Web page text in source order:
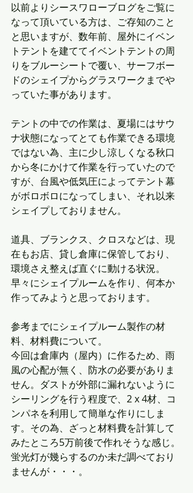
以前よりシースワローブログをご覧に
なって頂いている方は、ご存知のこと
と思いますが、数年前、屋外にイベン
トテントを建ててイベントテントの周
りをブルーシートで覆い、サーフボー
ドのシェイプからグラスワークまでや
っていた事があります。
テントの中での作業は、夏場にはサウ
ナ状態になってとても作業できる環境
ではない為、主に少し涼しくなる秋口
から冬にかけて作業を行っていたので
すが、台風や低気圧によってテント幕
がボロボロになってしまい、それ以来
シェイプしておりません。
道具、ブランクス、クロスなどは、現
在もお店、貸し倉庫に保管しており、
環境さえ整えば直ぐに動ける状況。
早々にシェイプルームを作り、何本か
作ってみようと思っております。
参考までにシェイプルーム製作の材
料、材料費について。
今回は倉庫内（屋内）に作るため、雨
風の心配が無く、防水の必要がありま
せん。ダストが外部に漏れないように
シーリングを行う程度で、2 x 4材、コ
ンパネを利用して簡単な作りにしま
す。その為、ざっと材料費を計算して
みたところ5万前後で作れそうな感じ。
蛍光灯が幾らするのか未だ調べており
ませんが・・・。